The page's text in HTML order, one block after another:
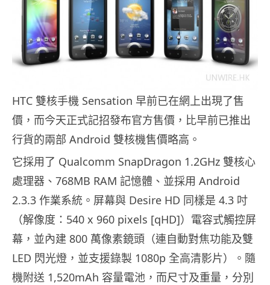
HTC 雙核手機 Sensation 早前已在網上出現了售
價，而今天正式記招發布官方售價，比早前已推出
行貨的兩部 Android 雙核機售價略高。
它採用了 Qualcomm SnapDragon 1.2GHz 雙核心
處理器、768MB RAM 記憶體、並採用 Android
2.3.3 作業系統。屏幕與 Desire HD 同樣是 4.3 吋
（解像度：540 x 960 pixels [qHD]）電容式觸控屏
幕，並內建 800 萬像素鏡頭（連自動對焦功能及雙
LED 閃光燈，並支援錄製 1080p 全高清影片）。隨
機附送 1,520mAh 容量電池，而尺寸及重量，分別